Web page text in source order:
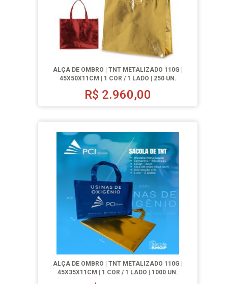
ALÇA DE OMBRO | TNT METALIZADO 110G |
45X50X11CM | 1 COR / 1 LADO | 250 UN.
R$ 2.960,00
ALÇA DE OMBRO | TNT METALIZADO 110G |
45X35X11CM | 1 COR / 1 LADO | 1000 UN.